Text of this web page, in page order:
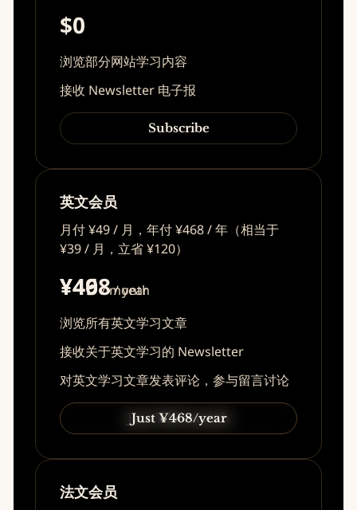
$0
浏览部分网站学习内容
接收 Newsletter 电子报
Subscribe
英文会员
月付 ¥49 / 月，年付 ¥468 / 年（相当于
¥39 / 月，立省 ¥120）
¥49/ month
¥468/ year
浏览所有英文学习文章
接收关于英文学习的 Newsletter
对英文学习文章发表评论，参与留言讨论
Just ¥49/month
Just ¥468/year
法文会员